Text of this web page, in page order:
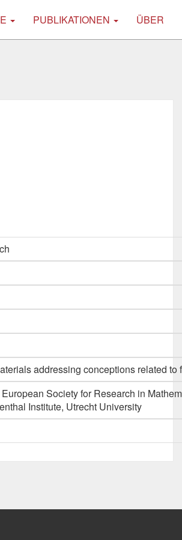
PUBLIKATIONEN ÜBER
addressing conceptions related
Society for Research in
Institute, Utrecht University